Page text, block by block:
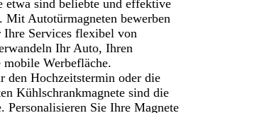
etwa sind beliebte und effektive
Mit Autotürmagneten bewerben
Ihre Services flexibel von
Ihr Auto, Ihren
Werbefläche.
den Hochzeitstermin oder die
Kühlschrankmagnete sind die
Sie Ihre Magnete